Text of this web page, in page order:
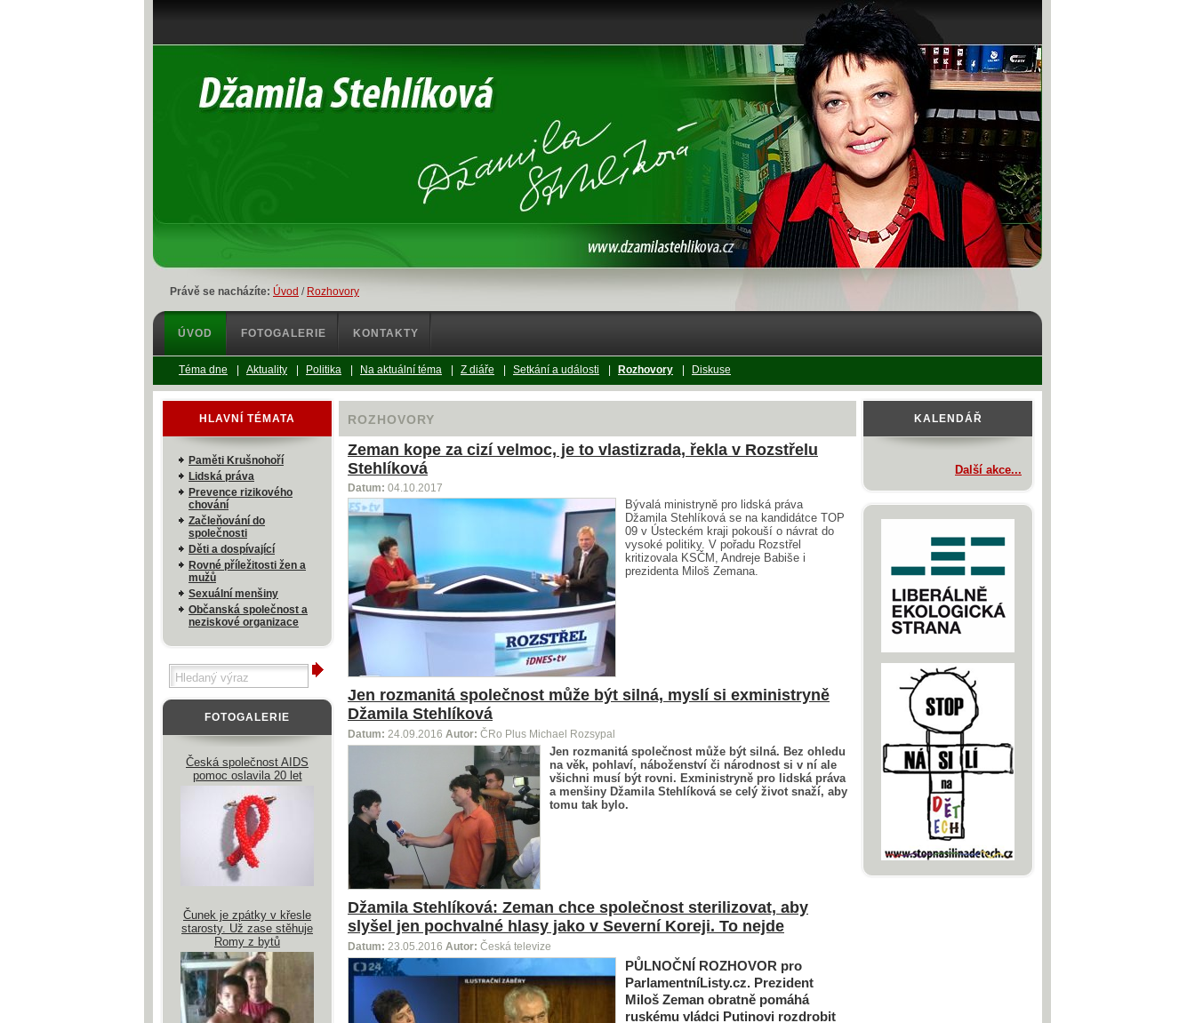
Právě se nacházíte: Úvod / Rozhovory
ROZHOVORY
Zeman kope za cizí velmoc, je to vlastizrada, řekla v Rozstřelu
Stehlíková
Datum: 04.10.2017
Bývalá ministryně pro lidská práva
Džamila Stehlíková se na kandidátce TOP
09 v Ústeckém kraji pokouší o návrat do
vysoké politiky. V pořadu Rozstřel
kritizovala KSČM, Andreje Babiše i
prezidenta Miloš Zemana.
Jen rozmanitá společnost může být silná, myslí si exministryně
Džamila Stehlíková
Datum: 24.09.2016 Autor: ČRo Plus Michael Rozsypal
Jen rozmanitá společnost může být silná. Bez ohledu
na věk, pohlaví, náboženství či národnost si v ní ale
všichni musí být rovni. Exministryně pro lidská práva
a menšiny Džamila Stehlíková se celý život snaží, aby
tomu tak bylo.
Džamila Stehlíková: Zeman chce společnost sterilizovat, aby
slyšel jen pochvalné hlasy jako v Severní Koreji. To nejde
Datum: 23.05.2016 Autor: Česká televize
PŮLNOČNÍ ROZHOVOR pro
ParlamentníListy.cz. Prezident
Miloš Zeman obratně pomáhá
ruskému vládci Putinovi rozdrobit
HLAVNÍ TÉMATA
Paměti Krušnohoří
Lidská práva
Prevence rizikového
chování
Začleňování do
společnosti
Děti a dospívající
Rovné příležitosti žen a
mužů
Sexuální menšiny
Občanská společnost a
neziskové organizace
FOTOGALERIE
Česká společnost AIDS
pomoc oslavila 20 let
Čunek je zpátky v křesle
starosty. Už zase stěhuje
Romy z bytů
KALENDÁŘ
Další akce...
ÚVOD FOTOGALERIE KONTAKTY
Téma dne Aktuality Politika Na aktuální téma Z diáře Setkání a události Rozhovory Diskuse